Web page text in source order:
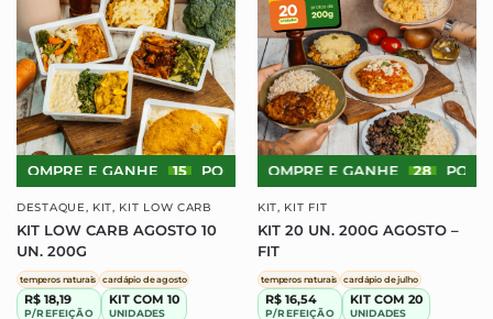
E GANHE 15 PONTOS! COMPRE E GANHE 15
DESTAQUE, KIT, KIT LOW CARB
KIT LOW CARB AGOSTO 10
UN. 200G
temperos naturais cardápio de agosto
R$ 18,19
P/REFEIÇÃO
KIT COM 10
UNIDADES
COMPRE E GANHE 28 PONTOS!
KIT, KIT FIT
KIT 20 UN. 200G AGOSTO –
FIT
temperos naturais cardápio de julho
R$ 16,54
P/REFEIÇÃO
KIT COM 20
UNIDADES